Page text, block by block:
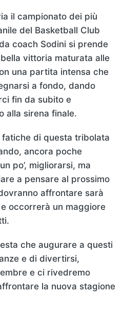
il campionato dei più
del Basketball Club
coach Sodini si prende
vittoria maturata alle
una partita intensa che
a fondo, dando
fin da subito e
alla sirena finale.
fatiche di questa tribolata
ancora poche
po’, migliorarsi, ma
a pensare al prossimo
affrontare sarà
occorrerà un maggiore
che augurare a questi
e di divertirsi,
e ci rivedremo
la nuova stagione